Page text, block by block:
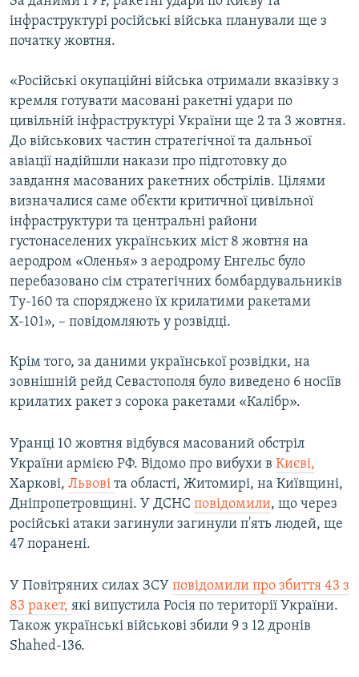
інфраструктурі російські війська планували ще з
початку жовтня.
«Російські окупаційні війська отримали вказівку з
кремля готувати масовані ракетні удари по
цивільній інфраструктурі України ще 2 та 3 жовтня.
До військових частин стратегічної та дальньої
авіації надійшли накази про підготовку до
завдання масованих ракетних обстрілів. Цілями
визначалися саме об’єкти критичної цивільної
інфраструктури та центральні райони
густонаселених українських міст 8 жовтня на
аеродром «Оленья» з аеродрому Енгельс було
перебазовано сім стратегічних бомбардувальників
Ту-160 та споряджено їх крилатими ракетами
Х-101», – повідомляють у розвідці.
Крім того, за даними української розвідки, на
зовнішній рейд Севастополя було виведено 6 носіїв
крилатих ракет з сорока ракетами «Калібр».
Уранці 10 жовтня відбувся масований обстріл
України армією РФ. Відомо про вибухи в Києві,
Харкові, Львові та області, Житомирі, на Київщині,
Дніпропетровщині. У ДСНС повідомили, що через
російські атаки загинули загинули п'ять людей, ще
47 поранені.
У Повітряних силах ЗСУ повідомили про збиття 43 з
83 ракет, які випустила Росія по території України.
Також українські військові збили 9 з 12 дронів
Shahed-136.